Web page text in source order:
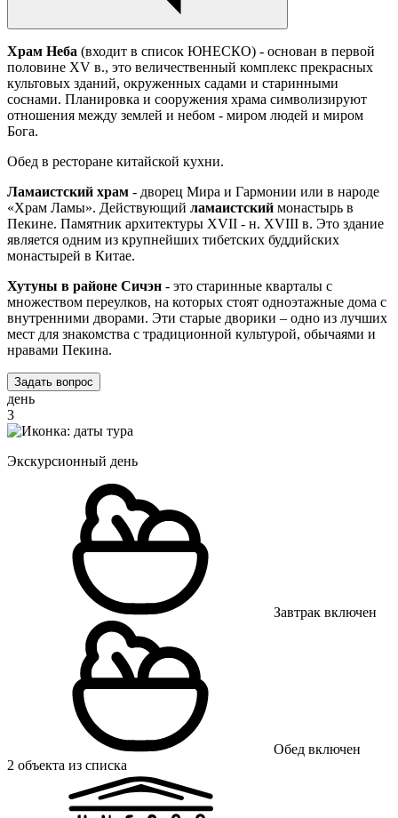
Храм Неба (входит в список ЮНЕСКО) - основан в первой
половине XV в., это величественный комплекс прекрасных
культовых зданий, окруженных садами и старинными
соснами. Планировка и сооружения храма символизируют
отношения между землей и небом - миром людей и миром
Бога.
Обед в ресторане китайской кухни.
Ламаистский храм - дворец Мира и Гармонии или в народе
«Храм Ламы». Действующий ламаистский монастырь в
Пекине. Памятник архитектуры XVII - н. XVIII в. Это здание
является одним из крупнейших тибетских буддийских
монастырей в Китае.
Хутуны в районе Сичэн - это старинные кварталы с
множеством переулков, на которых стоят одноэтажные дома с
внутренними дворами. Эти старые дворики – одно из лучших
мест для знакомства с традиционной культурой, обычаями и
нравами Пекина.
Задать вопрос
день
3
Экскурсионный день
Завтрак включен
Обед включен
2 объекта из списка